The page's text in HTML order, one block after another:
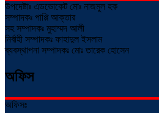
উপদেষ্টাঃ এডভোকেট মোঃ নাজমুল হক
সম্পাদকঃ পাপ্পি আক্তার
সহ সম্পাদকঃ মুহাম্মদ আলী
নির্বাহী সম্পাদকঃ ফাহাদুল ইসলাম
ব্যবস্থাপনা সম্পাদকঃ মোঃ তারেক হোসেন
অফিস
অফিসঃ